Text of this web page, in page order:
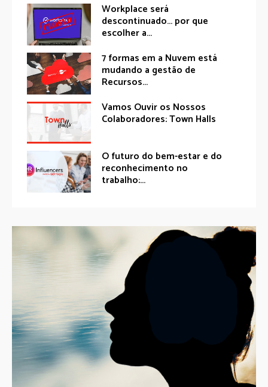
Workplace será
descontinuado… por que
escolher a...
7 formas em a Nuvem está
mudando a gestão de
Recursos...
Vamos Ouvir os Nossos
Colaboradores: Town Halls
O futuro do bem-estar e do
reconhecimento no
trabalho:...